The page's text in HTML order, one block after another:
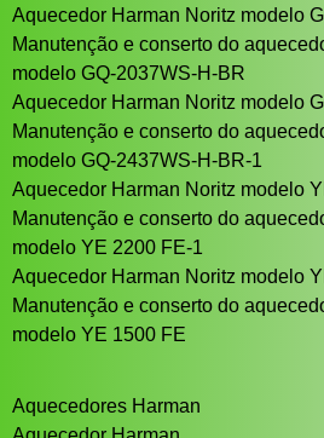
Aquecedor Harman Noritz modelo
Manutenção e conserto do
modelo GQ-2037WS-H-BR
Aquecedor Harman Noritz modelo
Manutenção e conserto do
modelo GQ-2437WS-H-BR-1
Aquecedor Harman Noritz modelo
Manutenção e conserto do
modelo YE 2200 FE-1
Aquecedor Harman Noritz modelo
Manutenção e conserto do
modelo YE 1500 FE
Aquecedores Harman